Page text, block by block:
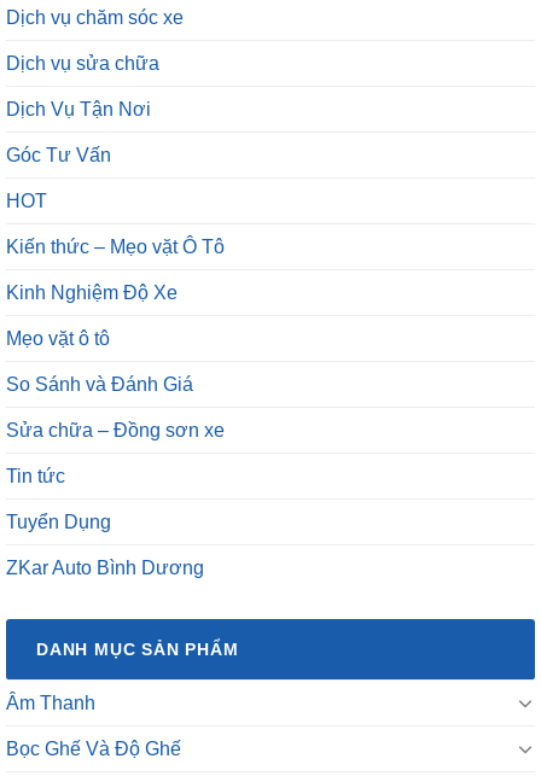
Dịch vụ chăm sóc xe
Dịch vụ sửa chữa
Dịch Vụ Tận Nơi
Góc Tư Vấn
HOT
Kiến thức – Mẹo vặt Ô Tô
Kinh Nghiệm Độ Xe
Mẹo vặt ô tô
So Sánh và Đánh Giá
Sửa chữa – Đồng sơn xe
Tin tức
Tuyển Dụng
ZKar Auto Bình Dương
DANH MỤC SẢN PHẨM
Âm Thanh
Bọc Ghế Và Độ Ghế